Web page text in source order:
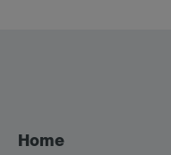
Home